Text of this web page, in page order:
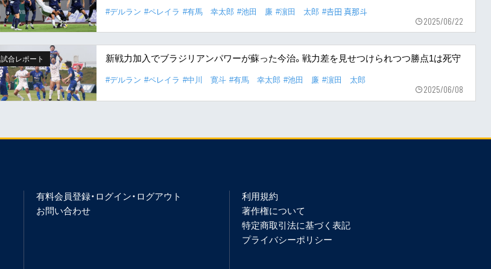
#デルラン #ペレイラ #有馬 幸太郎 #池田 廉 #濵田 太郎 #𠮷田 真那斗
2025/06/22
試合レポート 新戦力加入でブラジリアンパワーが蘇った今治。戦力差を見せつけられつつ勝点1は死守
#デルラン #ペレイラ #中川 寛斗 #有馬 幸太郎 #池田 廉 #濵田 太郎
2025/06/08
有料会員登録・ログイン・ログアウト
お問い合わせ
利用規約
著作権について
特定商取引法に基づく表記
プライバシーポリシー